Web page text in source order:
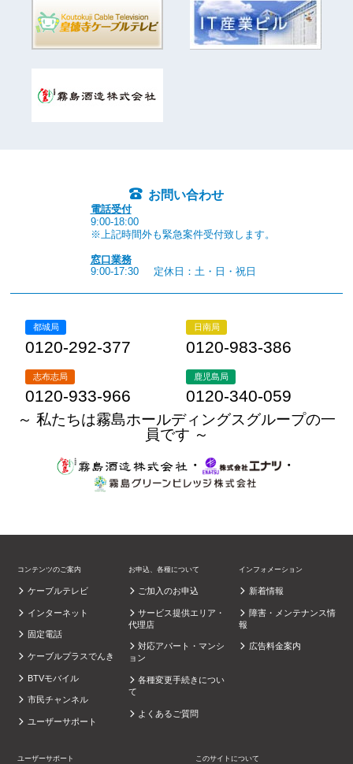
お問い合わせ
電話受付
9:00-18:00
※上記時間外も緊急案件受付致します。
窓口業務
9:00-17:30
定休日：土・日・祝日
都城局
0120-292-377
日南局
0120-983-386
志布志局
0120-933-966
鹿児島局
0120-340-059
～ 私たちは霧島ホールディングスグループの一
員です ～
・
・
コンテンツのご案内
ケーブルテレビ
インターネット
固定電話
ケーブルプラスでんき
BTVモバイル
市民チャンネル
ユーザーサポート
お申込、各種について
ご加入のお申込
サービス提供エリア・
代理店
対応アパート・マンシ
ョン
各種変更手続きについ
て
よくあるご質問
インフォメーション
新着情報
障害・メンテナンス情
報
広告料金案内
ユーザーサポート このサイトについて